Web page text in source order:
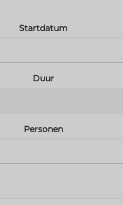
Startdatum
Duur
Personen